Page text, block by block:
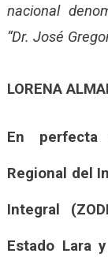
nacional
“Dr. José
LORENA
En perfecta
Regional del
Integral
Estado Lara